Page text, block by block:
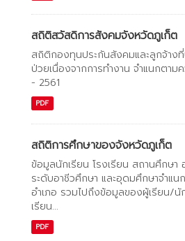
สถิติสวัสดิการสังคมจังหวัดภูเก็ต
สถิติกองทุนประกันสังคมและลูกจ้าง
ป่วยเนื่องจากการทํางาน จําแนกตาม
- 2561
PDF
สถิติการศึกษาของจังหวัดภูเก็ต
ข้อมูลนักเรียน โรงเรียน สถานศึกษา
ระดับอาชีวศึกษา และอุดมศึกษาจำแน
อำเภอ รวมไปถึงข้อมูลของผู้เรียน/นั
เรียน...
PDF